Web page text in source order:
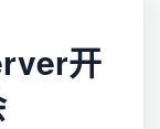
开